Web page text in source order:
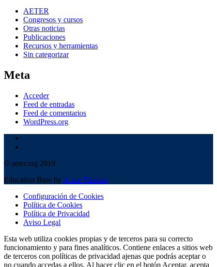
AETER
Congresos y cursos
Otras noticias
Publicaciones
Recursos y herramientas
Sin categorizar
Meta
Acceder
Feed de entradas
Feed de comentarios
WordPress.org
© aeter.org 2019
Education Base by Acme Themes
Configuración de Cookies
Política de Cookies
Política de Privacidad
Aviso Legal
Esta web utiliza cookies propias y de terceros para su correcto
funcionamiento y para fines analíticos. Contiene enlaces a sitios web
de terceros con políticas de privacidad ajenas que podrás aceptar o
no cuando accedas a ellos. Al hacer clic en el botón Aceptar, acepta